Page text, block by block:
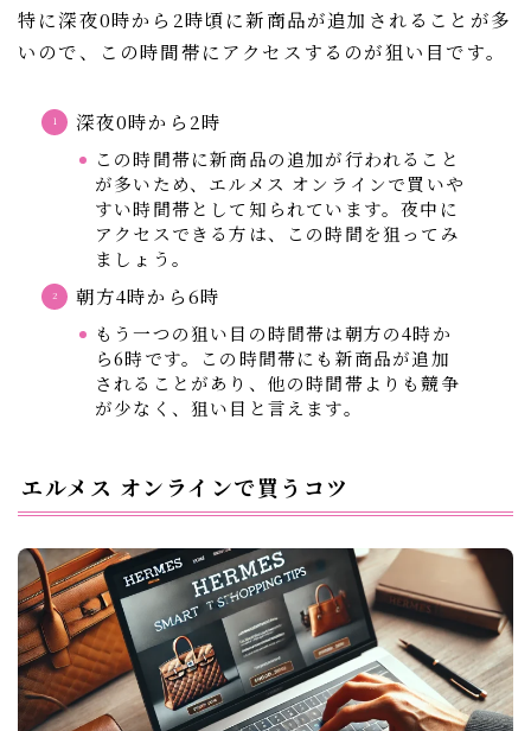
特に深夜0時から2時頃に新商品が追加されることが多
いので、この時間帯にアクセスするのが狙い目です。
深夜0時から2時
この時間帯に新商品の追加が行われること
が多いため、エルメス オンラインで買いや
すい時間帯として知られています。夜中に
アクセスできる方は、この時間を狙ってみ
ましょう。
朝方4時から6時
もう一つの狙い目の時間帯は朝方の4時か
ら6時です。この時間帯にも新商品が追加
されることがあり、他の時間帯よりも競争
が少なく、狙い目と言えます。
エルメス オンラインで買うコツ